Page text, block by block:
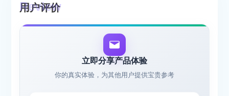
用户评价
立即分享产品体验
你的真实体验，为其他用户提供宝贵参考